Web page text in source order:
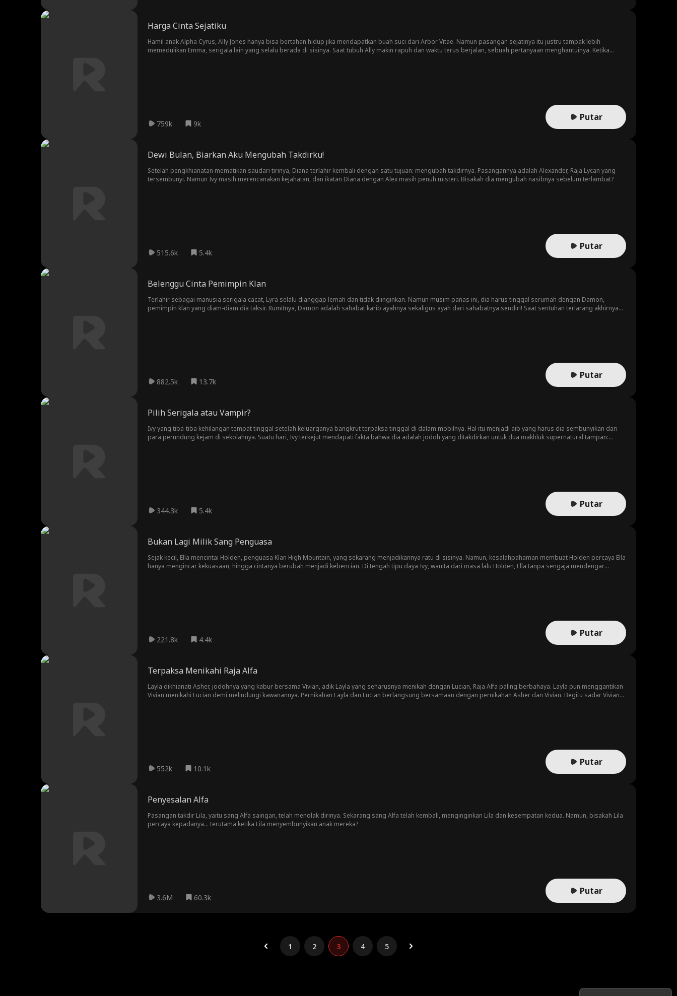
Harga Cinta Sejatiku
Hamil anak Alpha Cyrus, Ally Jones hanya bisa bertahan hidup jika mendapatkan buah suci dari Arbor Vitae. Namun pasangan sejatinya itu justru tampak lebih
memedulikan Emma, serigala lain yang selalu berada di sisinya. Saat tubuh Ally makin rapuh dan waktu terus berjalan, sebuah pertanyaan menghantuinya. Ketika
759k 9k
Putar
Dewi Bulan, Biarkan Aku Mengubah Takdirku!
Setelah pengkhianatan mematikan saudari tirinya, Diana terlahir kembali dengan satu tujuan: mengubah takdirnya. Pasangannya adalah Alexander, Raja Lycan yang
tersembunyi. Namun Ivy masih merencanakan kejahatan, dan ikatan Diana dengan Alex masih penuh misteri. Bisakah dia mengubah nasibnya sebelum terlambat?
515.6k 5.4k
Putar
Belenggu Cinta Pemimpin Klan
Terlahir sebagai manusia serigala cacat, Lyra selalu dianggap lemah dan tidak diinginkan. Namun musim panas ini, dia harus tinggal serumah dengan Damon,
pemimpin klan yang diam-diam dia taksir. Rumitnya, Damon adalah sahabat karib ayahnya sekaligus ayah dari sahabatnya sendiri! Saat sentuhan terlarang akhirnya
882.5k 13.7k
Putar
Pilih Serigala atau Vampir?
Ivy yang tiba-tiba kehilangan tempat tinggal setelah keluarganya bangkrut terpaksa tinggal di dalam mobilnya. Hal itu menjadi aib yang harus dia sembunyikan dari
para perundung kejam di sekolahnya. Suatu hari, Ivy terkejut mendapati fakta bahwa dia adalah jodoh yang ditakdirkan untuk dua makhluk supernatural tampan:
344.3k 5.4k
Putar
Bukan Lagi Milik Sang Penguasa
Sejak kecil, Ella mencintai Holden, penguasa Klan High Mountain, yang sekarang menjadikannya ratu di sisinya. Namun, kesalahpahaman membuat Holden percaya Ella
hanya mengincar kekuasaan, hingga cintanya berubah menjadi kebencian. Di tengah tipu daya Ivy, wanita dari masa lalu Holden, Ella tanpa sengaja mendengar
221.8k 4.4k
Putar
Terpaksa Menikahi Raja Alfa
Layla dikhianati Asher, jodohnya yang kabur bersama Vivian, adik Layla yang seharusnya menikah dengan Lucian, Raja Alfa paling berbahaya. Layla pun menggantikan
Vivian menikahi Lucian demi melindungi kawanannya. Pernikahan Layla dan Lucian berlangsung bersamaan dengan pernikahan Asher dan Vivian. Begitu sadar Vivian
552k 10.1k
Putar
Penyesalan Alfa
Pasangan takdir Lila, yaitu sang Alfa saingan, telah menolak dirinya. Sekarang sang Alfa telah kembali, menginginkan Lila dan kesempatan kedua. Namun, bisakah Lila
percaya kepadanya… terutama ketika Lila menyembunyikan anak mereka?
3.6M 60.3k
Putar
1 2 3 4 5